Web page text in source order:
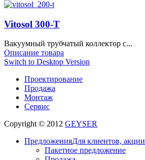
Vitosol 300-T
Вакуумный трубчатый коллектор с...
Описание товара
Switch to Desktop Version
Проектирование
Продажа
Монтаж
Сервис
Copyright © 2012 GEYSER
ПредложенияДля клиентов, акции
Пакетное предложение